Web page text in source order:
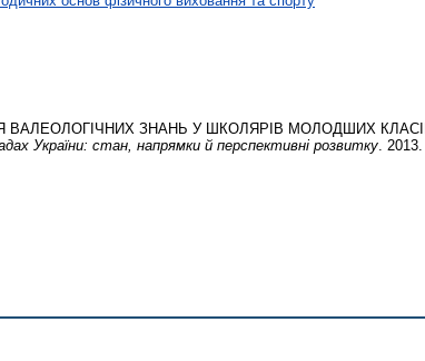
ЗНАНЬ У ШКОЛЯРІВ МОЛОДШИХ
України: стан, напрямки й перспективні розвитку .